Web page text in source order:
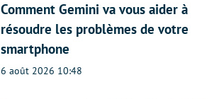
Comment Gemini va vous aider à
résoudre les problèmes de votre
smartphone
6 août 2026 10:48